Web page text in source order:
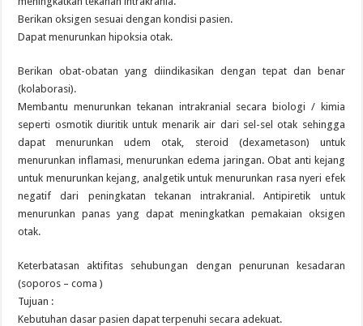
Berikan oksigen sesuai dengan kondisi pasien.
Dapat menurunkan hipoksia otak.
Berikan obat-obatan yang diindikasikan dengan tepat dan benar
(kolaborasi).
Membantu menurunkan tekanan intrakranial secara biologi / kimia
seperti osmotik diuritik untuk menarik air dari sel-sel otak sehingga
dapat menurunkan udem otak, steroid (dexametason) untuk
menurunkan inflamasi, menurunkan edema jaringan. Obat anti kejang
untuk menurunkan kejang, analgetik untuk menurunkan rasa nyeri efek
negatif dari peningkatan tekanan intrakranial. Antipiretik untuk
menurunkan panas yang dapat meningkatkan pemakaian oksigen
otak.
Keterbatasan aktifitas sehubungan dengan penurunan kesadaran
(soporos – coma )
Tujuan :
Kebutuhan dasar pasien dapat terpenuhi secara adekuat.